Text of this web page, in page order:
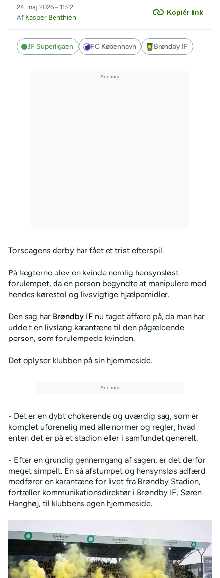
Kopiér link
24. maj 2026 – 11:22
Af Kasper Benthien
3F Superligaen FC København Brøndby IF
Torsdagens derby har fået et trist efterspil.
På lægterne blev en kvinde nemlig hensynsløst
forulempet, da en person begyndte at manipulere med
hendes kørestol og livsvigtige hjælpemidler.
Den sag har Brøndby IFnu taget affære på, da man har
uddelt en livslang karantæne til den pågældende
person, som forulempede kvinden.
Det oplyser klubben på sin hjemmeside.
- Det er en dybt chokerende og uværdig sag, som er
komplet uforenelig med alle normer og regler, hvad
enten det er på et stadion eller i samfundet generelt.
- Efter en grundig gennemgang af sagen, er det derfor
meget simpelt. En så afstumpet og hensynsløs adfærd
medfører en karantæne for livet fra Brøndby Stadion,
fortæller kommunikationsdirektør i Brøndby IF, Søren
Hanghøj, til klubbens egen hjemmeside.